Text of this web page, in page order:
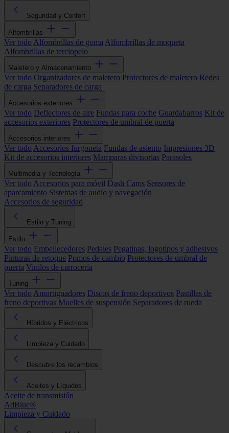
Seguridad y Confort
Alfombrillas
Ver todo Alfombrillas de goma Alfombrillas de moqueta
Alfombrillas de terciopelo
Maletero y Almacenamiento
Ver todo Organizadores de maletero Protectores de maletero Redes
de carga Separadores de carga
Accesorios exteriores
Ver todo Deflectores de aire Fundas para coche Guardabarros Kit de
accesorios exteriores Protectores de umbral de puerta
Accesorios interiores
Ver todo Accesorios furgoneta Fundas de asiento Impresiones 3D
Kit de accesorios interiores Mamparas divisorias Parasoles
Multimedia y Tecnología
Ver todo Accesorios para móvil Dash Cams Sensores de
aparcamiento Sistemas de audio y navegación
Accesorios de seguridad
Estilo y Tuning
Estilo
Ver todo Embellecedores Pedales Pegatinas, logotipos y adhesivos
Pinturas de retoque Pomos de cambio Protectores de umbral de
puerta Vinilos de carrocería
Tuning
Ver todo Amortiguadores Discos de freno deportivos Pastillas de
freno deportivas Muelles de suspensión Separadores de rueda
Híbridos y Eléctricos
Limpieza y Cuidado
Descubre los recambios
Aceites y Líquidos
Aceite de transmisión
AdBlue®
Limpieza y Cuidado